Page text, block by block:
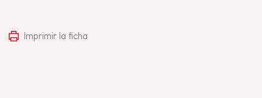
Imprimir la ficha